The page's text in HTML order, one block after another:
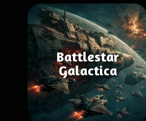
Battlestar
Galactica